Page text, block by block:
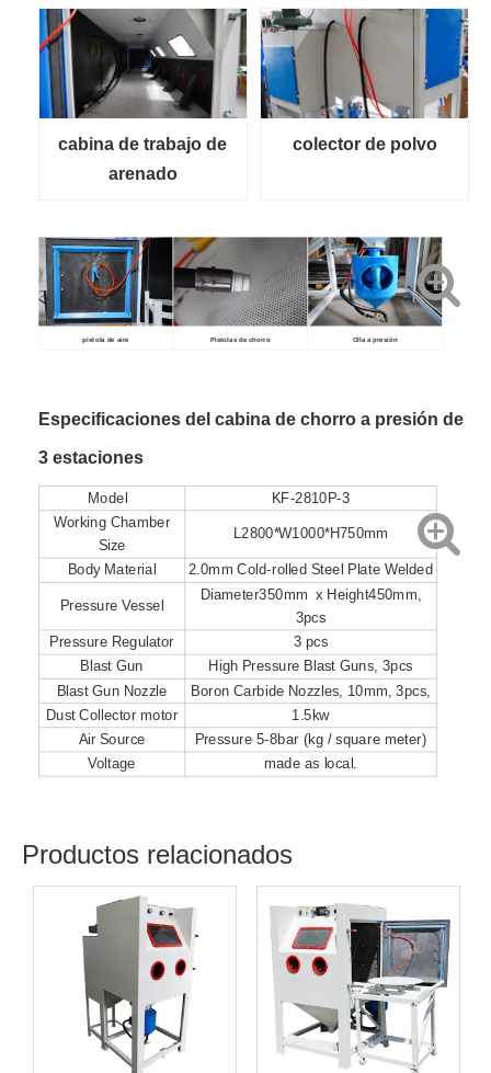
cabina de trabajo de
arenado
colector de polvo
pistola de aire Pistolas de chorro Olla a presión
Especificaciones del cabina de chorro a presión de
3 estaciones
Model
KF-2810P-3
Working Chamber
Size
L2800*W1000*H750mm
Body Material 2.0mm Cold-rolled Steel Plate Welded
Pressure Vessel
Diameter350mm x Height450mm,
3pcs
Pressure Regulator
3 pcs
Blast Gun
High Pressure Blast Guns, 3pcs
Blast Gun Nozzle
Boron Carbide Nozzles, 10mm, 3pcs,
Dust Collector motor
1.5kw
Air Source
Pressure 5-8bar (kg / square meter)
Voltage
made as local.
Productos relacionados